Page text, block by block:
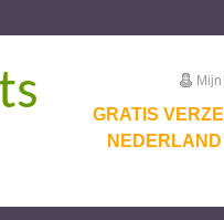
GRATIS